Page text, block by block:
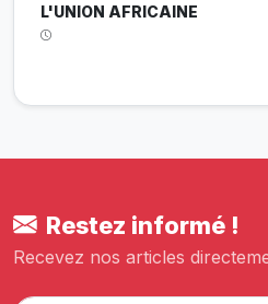
L'UNION AFRICAINE
Restez informé !
Recevez nos articles